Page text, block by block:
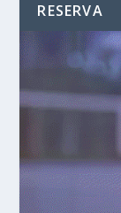
RESERVA